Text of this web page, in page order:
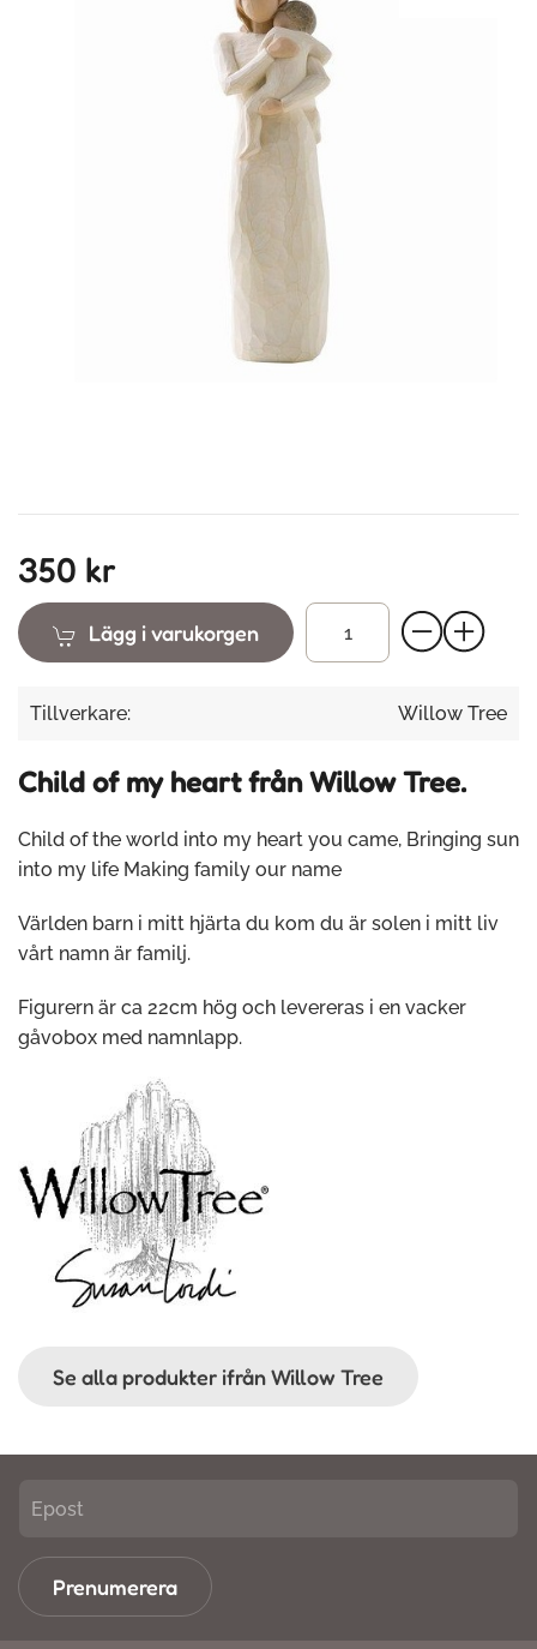
350 kr
Lägg i varukorgen
Tillverkare: Willow Tree
Child of my heart från Willow Tree.
Child of the world into my heart you came, Bringing sun
into my life Making family our name
Världen barn i mitt hjärta du kom du är solen i mitt liv
vårt namn är familj.
Figurern är ca 22cm hög och levereras i en vacker
gåvobox med namnlapp.
Se alla produkter ifrån Willow Tree
Prenumerera